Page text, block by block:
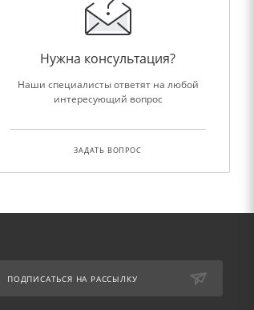
Нужна консультация?
Наши специалисты ответят на любой
интересующий вопрос
ЗАДАТЬ ВОПРОС
ПОДПИСАТЬСЯ НА РАССЫЛКУ